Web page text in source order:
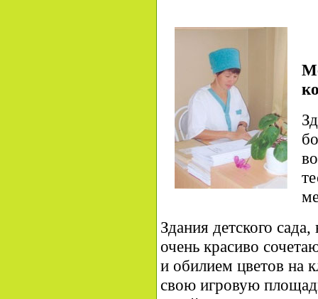
Здания детского
очень красиво
и обилием цветов на
свою игровую